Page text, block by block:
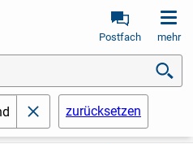
Postfach mehr
schließenzurücksetzen